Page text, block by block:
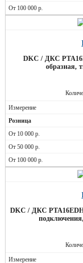
DKC / ДКС
образная,
DKC / ДКС